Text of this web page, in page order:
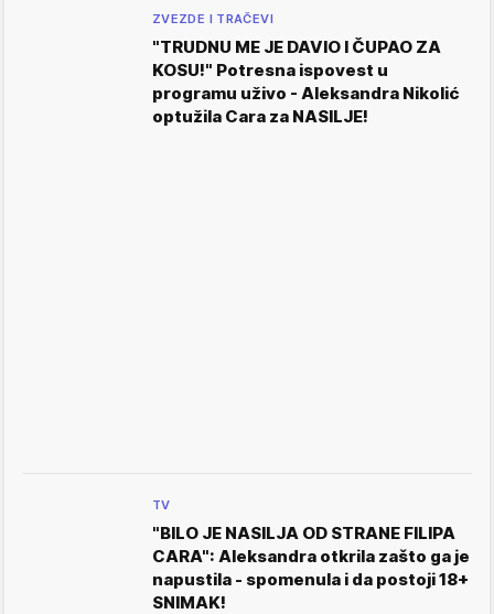
ZVEZDE I TRAČEVI
"TRUDNU ME JE DAVIO I ČUPAO ZA
KOSU!" Potresna ispovest u
programu uživo - Aleksandra Nikolić
optužila Cara za NASILJE!
TV
"BILO JE NASILJA OD STRANE FILIPA
CARA": Aleksandra otkrila zašto ga je
napustila - spomenula i da postoji 18+
SNIMAK!